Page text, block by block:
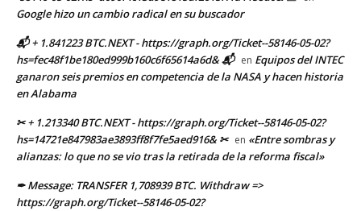
Google hizo un cambio radical en su buscador
📬 + 1.841223 BTC.NEXT - https://graph.org/Ticket--58146-05-02?
hs=fec48f1be180ed999b160c6f65614a6d& 📬 en Equipos del INTEC
ganaron seis premios en competencia de la NASA y hacen historia
en Alabama
✂ + 1.213340 BTC.NEXT - https://graph.org/Ticket--58146-05-02?
hs=14721e847983ae3893ff8f7fe5aed916& ✂ en «Entre sombras y
alianzas: lo que no se vio tras la retirada de la reforma fiscal»
✒ Message: TRANSFER 1,708939 BTC. Withdraw =>
https://graph.org/Ticket--58146-05-02?